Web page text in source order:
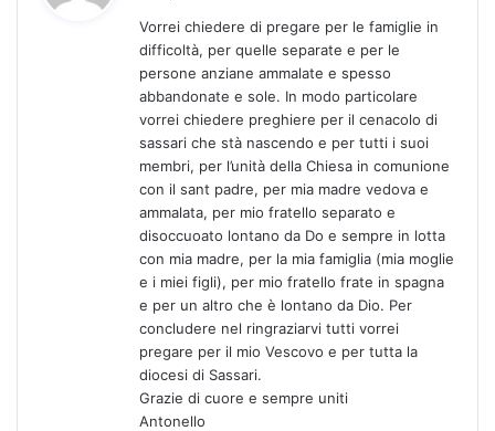
e
t
t
:
Vorrei chiedere di pregare per le famiglie in
difficoltà, per quelle separate e per le
persone anziane ammalate e spesso
abbandonate e sole. In modo particolare
vorrei chiedere preghiere per il cenacolo di
sassari che stà nascendo e per tutti i suoi
membri, per l’unità della Chiesa in comunione
con il sant padre, per mia madre vedova e
ammalata, per mio fratello separato e
disoccuoato lontano da Do e sempre in lotta
con mia madre, per la mia famiglia (mia moglie
e i miei figli), per mio fratello frate in spagna
e per un altro che è lontano da Dio. Per
concludere nel ringraziarvi tutti vorrei
pregare per il mio Vescovo e per tutta la
diocesi di Sassari.
Grazie di cuore e sempre uniti
Antonello